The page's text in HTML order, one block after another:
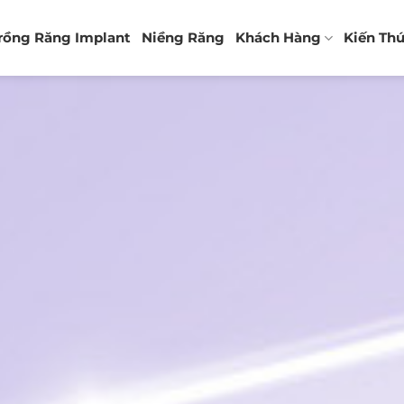
Răng Implant Niềng Răng Khách Hàng Kiến